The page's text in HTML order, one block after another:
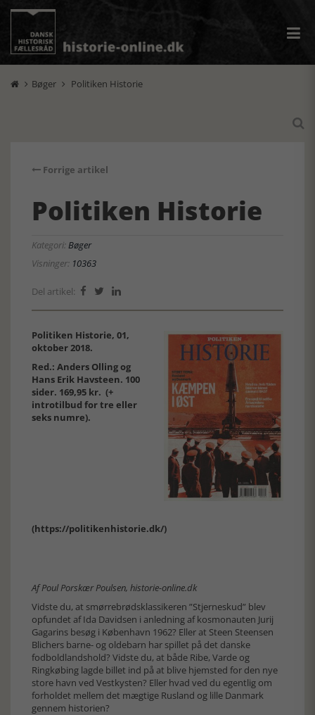
 Bøger  Politiken Historie

Forrige artikel
Politiken Historie
Kategori:Bøger
Visninger: 10363
Del artikel:   
Politiken Historie, 01,
oktober 2018.
Red.: Anders Olling og
Hans Erik Havsteen. 100
sider. 169,95 kr. (+
introtilbud for tre eller
seks numre).
(https://politikenhistorie.dk/)
Af Poul Porskær Poulsen, historie-online.dk
Vidste du, at smørrebrødsklassikeren ”Stjerneskud” blev
opfundet af Ida Davidsen i anledning af kosmonauten Jurij
Gagarins besøg i København 1962? Eller at Steen Steensen
Blichers barne- og oldebarn har spillet på det danske
fodboldlandshold? Vidste du, at både Ribe, Varde og
Ringkøbing lagde billet ind på at blive hjemsted for den nye
store havn ved Vestkysten? Eller hvad ved du egentlig om
forholdet mellem det mægtige Rusland og lille Danmark
gennem historien?